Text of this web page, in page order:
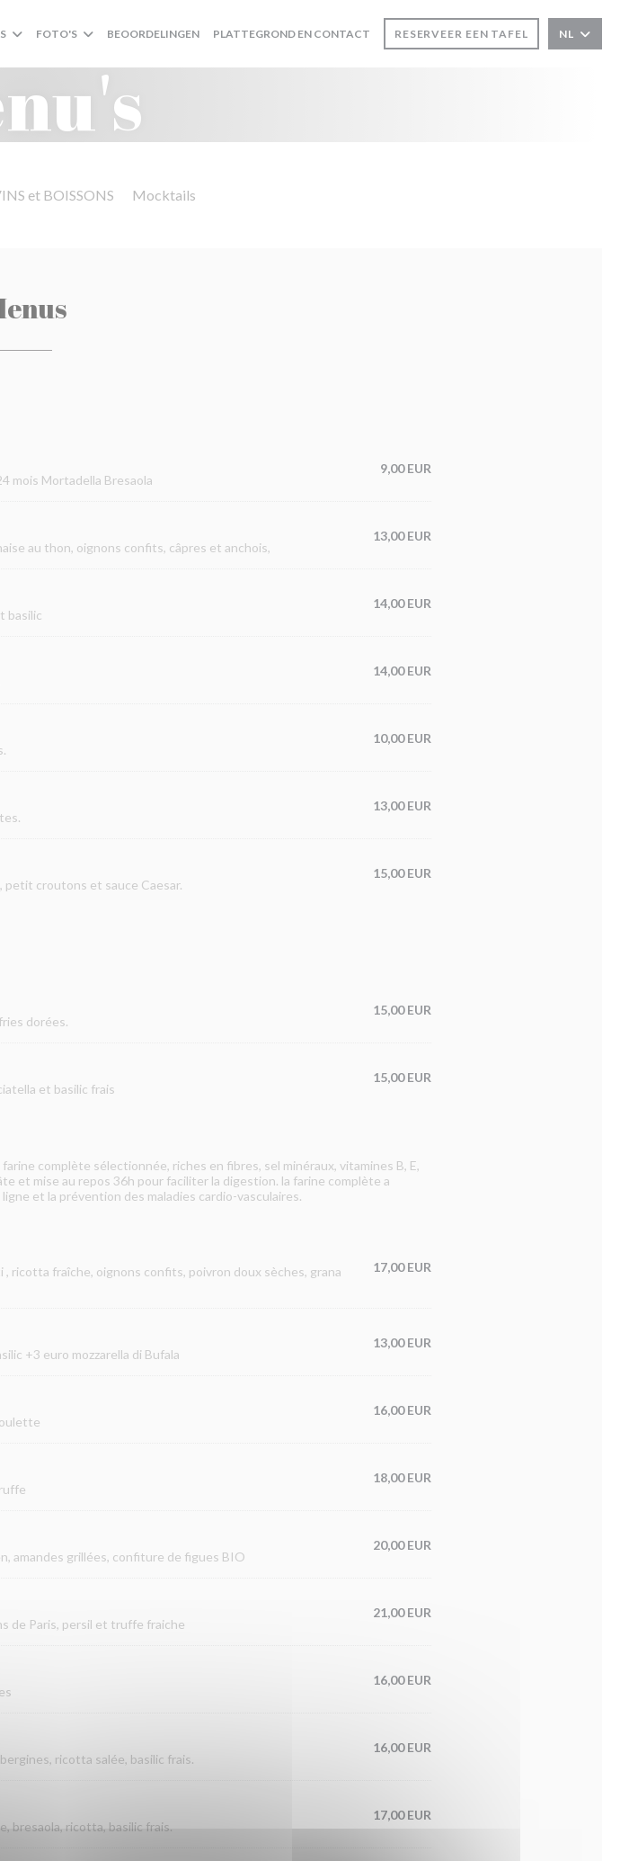
FOTO'S BEOORDELINGEN PLATTEGROND EN CONTACT RESERVEER EEN TAFEL NL
et BOISSONS Mocktails
mois Mortadella Bresaola
9,00 EUR
au thon, oignons confits, câpres et anchois,
13,00 EUR
basilic
14,00 EUR
14,00 EUR
10,00 EUR
13,00 EUR
petit croutons et sauce Caesar.
15,00 EUR
dorées.
15,00 EUR
et basilic frais
15,00 EUR
complète sélectionnée, riches en fibres, sel minéraux, vitamines B, E,
et mise au repos 36h pour faciliter la digestion. la farine complète a
et la prévention des maladies cardio-vasculaires.
, ricotta fraîche, oignons confits, poivron doux sèches, grana
17,00 EUR
+3 euro mozzarella di Bufala
13,00 EUR
16,00 EUR
18,00 EUR
amandes grillées, confiture de figues BIO
20,00 EUR
de Paris, persil et truffe fraiche
21,00 EUR
16,00 EUR
ricotta salée, basilic frais.
16,00 EUR
bresaola, ricotta, basilic frais.
17,00 EUR